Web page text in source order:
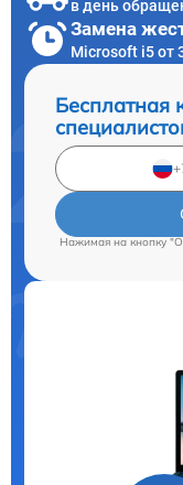
в день
Замена
Microsoft i5 от
Бесплатная
Нажимая на кнопку